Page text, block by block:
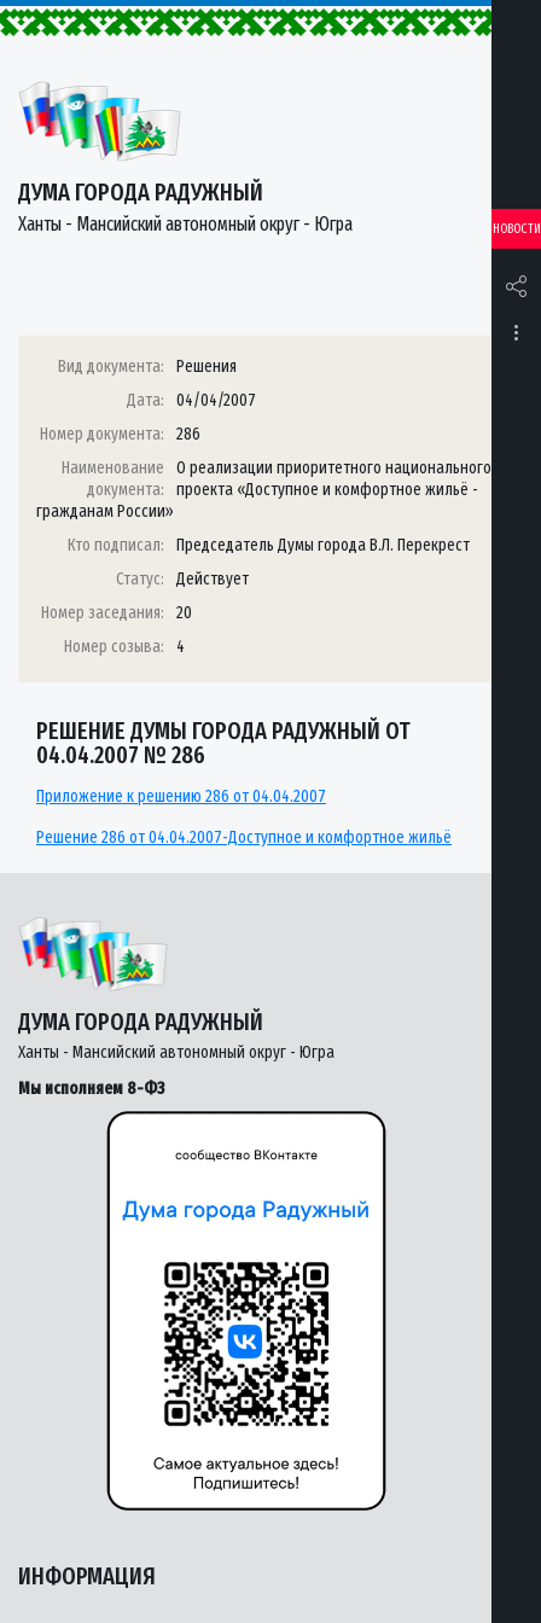
ДУМА ГОРОДА РАДУЖНЫЙ
Ханты - Мансийский автономный округ - Югра НОВОСТИ
Вид документа:
Решения
Дата:
04/04/2007
Номер документа:
286
Наименование
документа:
О реализации приоритетного национального
проекта «Доступное и комфортное жильё -
гражданам России»
Кто подписал:
Председатель Думы города В.Л. Перекрест
Статус:
Действует
Номер заседания:
20
Номер созыва:
4
РЕШЕНИЕ ДУМЫ ГОРОДА РАДУЖНЫЙ ОТ
04.04.2007 № 286
Приложение к решению 286 от 04.04.2007
Решение 286 от 04.04.2007-Доступное и комфортное жильё
ДУМА ГОРОДА РАДУЖНЫЙ
Ханты - Мансийский автономный округ - Югра
Мы исполняем 8-ФЗ
ИНФОРМАЦИЯ